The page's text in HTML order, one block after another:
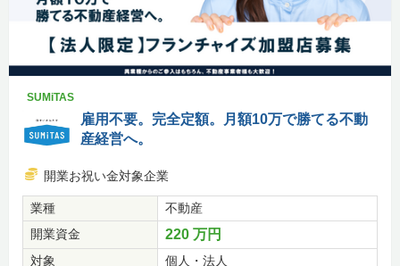
SUMiTAS
雇用不要。完全定額。月額10万で勝てる不動
産経営へ。
開業お祝い金対象企業
業種
不動産
開業資金
220 万円
対象 個人・法人